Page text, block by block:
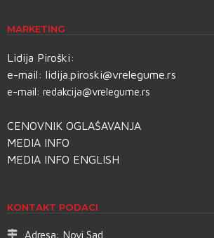
MARKETING
Lidija Piroški:
e-mail: lidija.piroski@vrelegume.rs
e-mail: redakcija@vrelegume.rs
CENOVNIK OGLAŠAVANJA
MEDIA INFO
MEDIA INFO ENGLISH
KONTAKT PODACI
Adresa: Novi Sad